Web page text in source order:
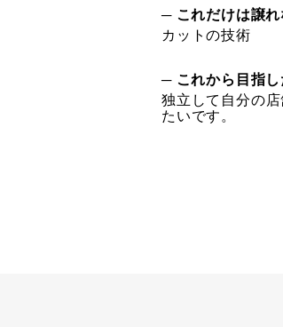
─ これだけは譲れ
カットの技術
─ これから目指し
独立して自分の
たいです。